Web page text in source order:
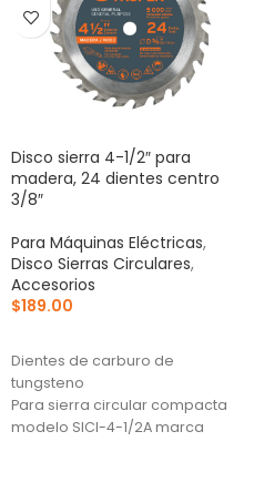
Disco sierra 4-1/2″ para
madera, 24 dientes centro
3/8″
Para Máquinas Eléctricas,
Disco Sierras Circulares,
Accesorios
$189.00
Dientes de carburo de
tungsteno
Para sierra circular compacta
modelo SICI-4-1/2A marca